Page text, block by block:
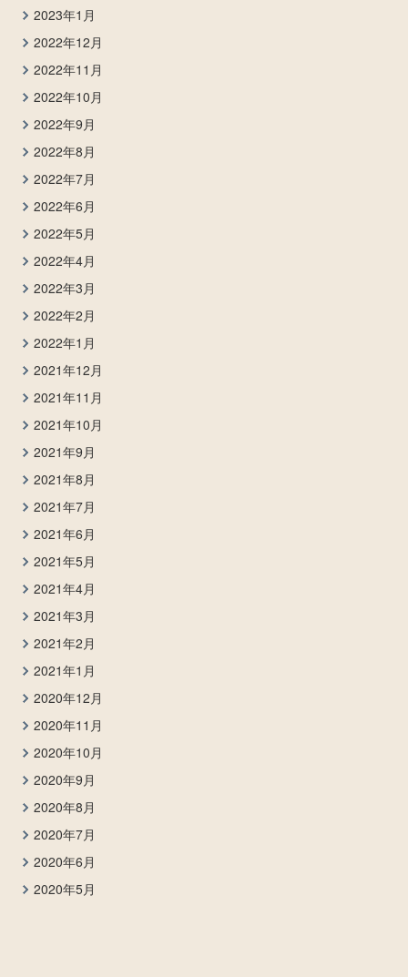
2023年1月
2022年12月
2022年11月
2022年10月
2022年9月
2022年8月
2022年7月
2022年6月
2022年5月
2022年4月
2022年3月
2022年2月
2022年1月
2021年12月
2021年11月
2021年10月
2021年9月
2021年8月
2021年7月
2021年6月
2021年5月
2021年4月
2021年3月
2021年2月
2021年1月
2020年12月
2020年11月
2020年10月
2020年9月
2020年8月
2020年7月
2020年6月
2020年5月